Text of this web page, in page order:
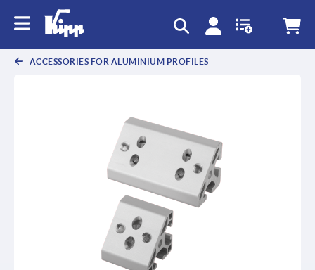
ACCESSORIES FOR ALUMINIUM PROFILES